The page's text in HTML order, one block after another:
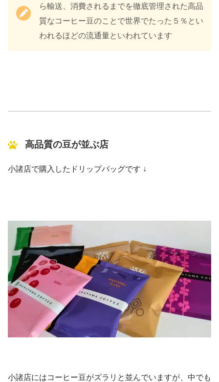
ら輸送、消費されるまでを徹底管理された高品
質なコーヒー豆のことで世界でたった５％とい
われるほどの流通量といわれています
高品質の豆が並ぶ店
小諸店で購入したドリップバッグです ↓
小諸店にはコーヒー豆がズラリと並んでいますが、中でも